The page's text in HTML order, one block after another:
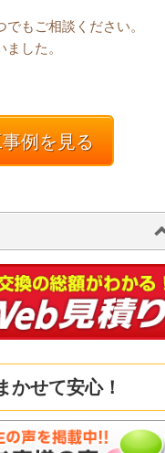
もご相談ください。
した。
例を見る
かせて安心！